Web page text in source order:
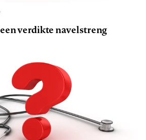
verdikte navelstreng